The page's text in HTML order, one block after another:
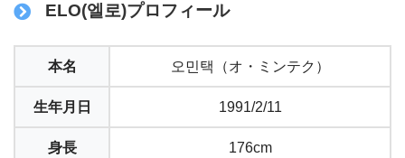
ELO(엘로)プロフィール
本名 오민택（オ・ミンテク）
生年月日 1991/2/11
身長 176cm